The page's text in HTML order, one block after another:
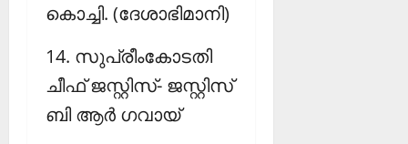
കൊച്ചി. (ദേശാഭിമാനി)
14. സുപ്രീംകോടതി
ചീഫ് ജസ്റ്റിസ്- ജസ്റ്റിസ്
ബി ആര്‍ ഗവായ്‌